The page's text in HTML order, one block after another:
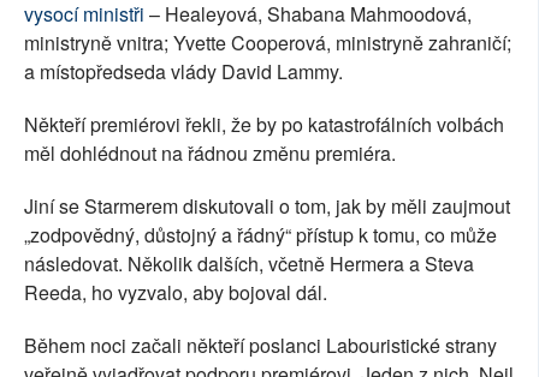
vysocí ministři – Healeyová, Shabana Mahmoodová,
ministryně vnitra; Yvette Cooperová, ministryně zahraničí;
a místopředseda vlády David Lammy.
Někteří premiérovi řekli, že by po katastrofálních volbách
měl dohlédnout na řádnou změnu premiéra.
Jiní se Starmerem diskutovali o tom, jak by měli zaujmout
„zodpovědný, důstojný a řádný“ přístup k tomu, co může
následovat. Několik dalších, včetně Hermera a Steva
Reeda, ho vyzvalo, aby bojoval dál.
Během noci začali někteří poslanci Labouristické strany